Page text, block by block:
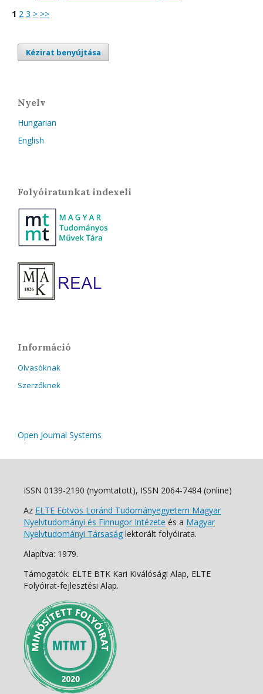
1 2 3 > >>
Kézirat benyújtása
Nyelv
Hungarian
English
Folyóiratunkat indexeli
Információ
Olvasóknak
Szerzőknek
Open Journal Systems
ISSN 0139-2190 (nyomtatott), ISSN 2064-7484 (online)
Az ELTE Eötvös Loránd Tudományegyetem Magyar
Nyelvtudományi és Finnugor Intézete és a Magyar
Nyelvtudományi Társaság lektorált folyóirata.
Alapítva: 1979.
Támogatók: ELTE BTK Kari Kiválósági Alap, ELTE
Folyóirat-fejlesztési Alap.